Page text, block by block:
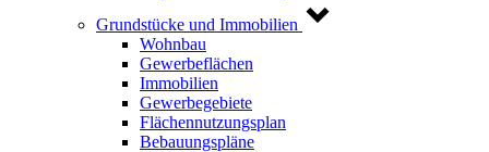
Grundstücke und Immobilien
Wohnbau
Gewerbeflächen
Immobilien
Gewerbegebiete
Flächennutzungsplan
Bebauungspläne